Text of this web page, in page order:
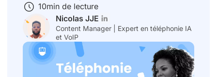
10min de lecture
Nicolas JJE
Content Manager | Expert en téléphonie IA
et VoIP